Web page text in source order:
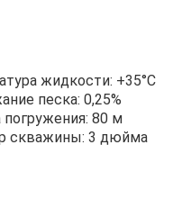
жидкости: +35°C
песка: 0,25%
погружения: 80 м
скважины: 3 дюйма